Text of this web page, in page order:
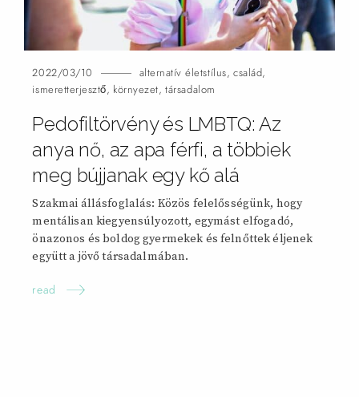
2022/03/10 alternatív életstílus, család,
ismeretterjesztő, környezet,társadalom
Pedofiltörvény és LMBTQ: Az
anya nő, az apa férfi, a többiek
meg bújjanak egy kő alá
Szakmai állásfoglalás: Közös felelősségünk, hogy
mentálisan kiegyensúlyozott, egymást elfogadó,
önazonos és boldog gyermekek és felnőttek éljenek
együtt a jövő társadalmában.
read